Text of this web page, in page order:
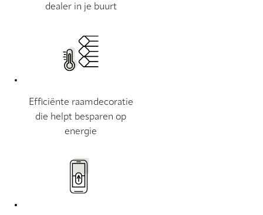
dealer in je buurt
Efficiënte raamdecoratie
die helpt besparen op
energie